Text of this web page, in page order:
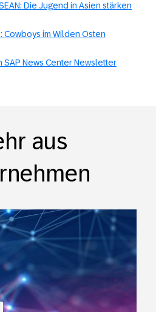
Die Jugend in Asien stärken
Cowboys im Wilden Osten
News Center Newsletter
aus